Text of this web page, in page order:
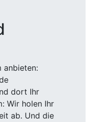
anbieten:
dort Ihr
Wir holen Ihr
ab. Und die